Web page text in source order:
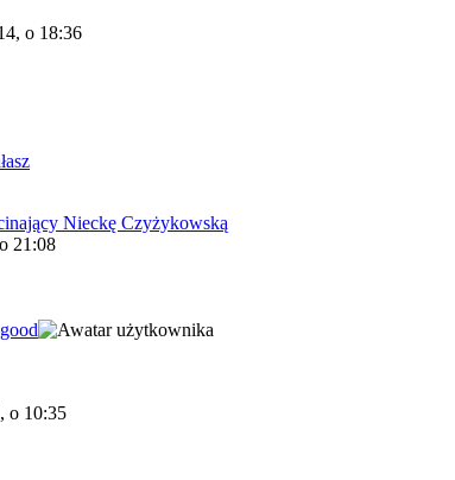
o 18:36
Nieckę Czyżykowską
21:08
o 10:35